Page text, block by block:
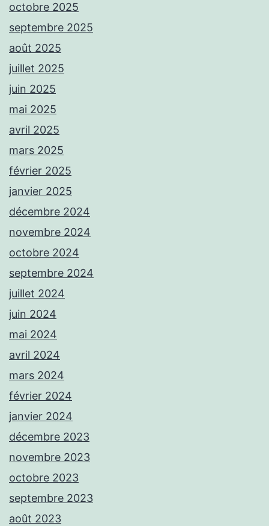
octobre 2025
septembre 2025
août 2025
juillet 2025
juin 2025
mai 2025
avril 2025
mars 2025
février 2025
janvier 2025
décembre 2024
novembre 2024
octobre 2024
septembre 2024
juillet 2024
juin 2024
mai 2024
avril 2024
mars 2024
février 2024
janvier 2024
décembre 2023
novembre 2023
octobre 2023
septembre 2023
août 2023